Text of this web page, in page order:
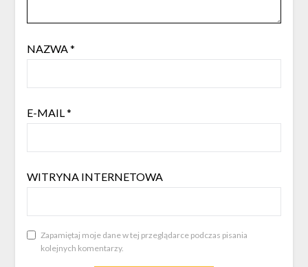
NAZWA*
E-MAIL*
WITRYNA INTERNETOWA
Zapamiętaj moje dane w tej przeglądarce podczas pisania
kolejnych komentarzy.